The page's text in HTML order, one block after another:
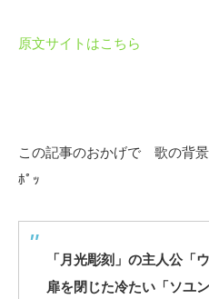
原文サイトはこちら
この記事のおかげで 歌の背
ﾎﾟｯ
「月光彫刻」の主人公「
扉を閉じた冷たい「ソユ